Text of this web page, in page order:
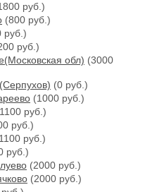
руб.)
(800 руб.)
руб.)
руб.)
обл) (3000
(0 руб.)
(1000 руб.)
руб.)
руб.)
руб.)
руб.)
(2000 руб.)
(2000 руб.)